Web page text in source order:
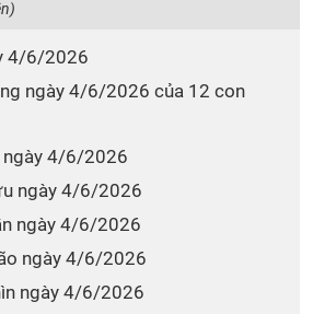
4/6/2026
ngày 4/6/2026 của 12 con
ngày 4/6/2026
ngày 4/6/2026
ngày 4/6/2026
ngày 4/6/2026
ngày 4/6/2026